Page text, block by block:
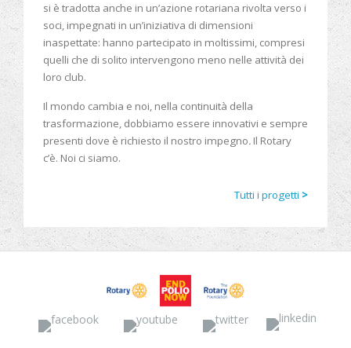
si è tradotta anche in un’azione rotariana rivolta verso i
soci, impegnati in un’iniziativa di dimensioni
inaspettate: hanno partecipato in moltissimi, compresi
quelli che di solito intervengono meno nelle attività dei
loro club.
Il mondo cambia e noi, nella continuità della
trasformazione, dobbiamo essere innovativi e sempre
presenti dove è richiesto il nostro impegno. Il Rotary
c’è. Noi ci siamo.
Tutti i progetti >
Facebook YouTube Twitter